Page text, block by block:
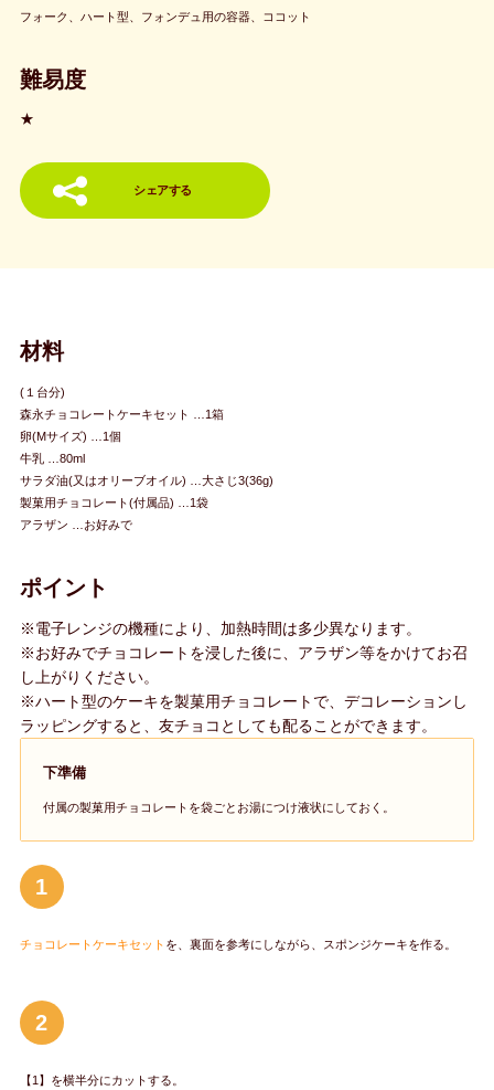
フォーク、ハート型、フォンデュ用の容器、ココット
難易度
★
シェアする
材料
(１台分)
森永チョコレートケーキセット …1箱
卵(Mサイズ) …1個
牛乳 …80ml
サラダ油(又はオリーブオイル) …大さじ3(36g)
製菓用チョコレート(付属品) …1袋
アラザン …お好みで
ポイント
※電子レンジの機種により、加熱時間は多少異なります。
※お好みでチョコレートを浸した後に、アラザン等をかけてお召
し上がりください。
※ハート型のケーキを製菓用チョコレートで、デコレーションし
ラッピングすると、友チョコとしても配ることができます。
下準備
付属の製菓用チョコレートを袋ごとお湯につけ液状にしておく。
1
チョコレートケーキセット を、裏面を参考にしながら、スポンジケーキを作る。
2
【1】を横半分にカットする。